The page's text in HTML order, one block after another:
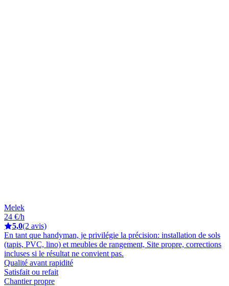
Melek
24 €/h
5,0(2 avis)
En tant que handyman, je privilégie la précision: installation de sols
(tapis, PVC, lino) et meubles de rangement, Site propre, corrections
incluses si le résultat ne convient pas.
Qualité avant rapidité
Satisfait ou refait
Chantier propre